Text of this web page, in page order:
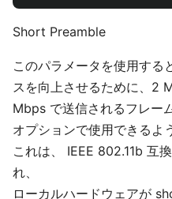
Short Preamble
このパラメータを使用する
スを向上させるために、2
Mbps で送信されるフレー
オプションで使用できるよ
これは、 IEEE 802.11b 互
れ、
ローカルハードウェアが